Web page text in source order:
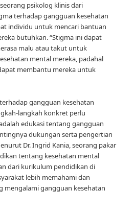
psikolog klinis dari
terhadap gangguan kesehatan
individu untuk mencari bantuan
butuhkan. “Stigma ini dapat
malu atau takut untuk
mental mereka, padahal
membantu mereka untuk
gangguan kesehatan
langkah konkret perlu
edukasi tentang gangguan
dukungan serta pengertian
Dr. Ingrid Kania, seorang pakar
tentang kesehatan mental
dari kurikulum pendidikan di
lebih memahami dan
mengalami gangguan kesehatan